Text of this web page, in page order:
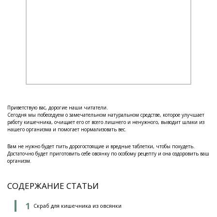
Приветствую вас, дорогие наши читатели.
Сегодня мы побеседуем о замечательном натуральном средстве, которое улучшает
работу кишечника, очищает его от всего лишнего и ненужного, выводит шлаки из
нашего организма и помогает нормализовать вес.
Вам не нужно будет пить дорогостоящие и вредные таблетки, чтобы похудеть.
Достаточно будет приготовить себе овсянку по особому рецепту и она оздоровить ваш
организм.
СОДЕРЖАНИЕ СТАТЬИ
Скраб для кишечника из овсянки